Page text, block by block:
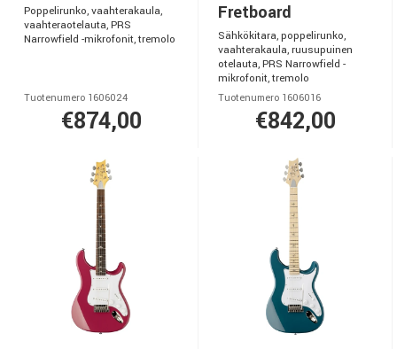
Poppelirunko, vaahterakaula,
vaahteraotelauta, PRS
Narrowfield -mikrofonit, tremolo
Tuotenumero 1606024
€874,00
Fretboard
Sähkökitara, poppelirunko,
vaahterakaula, ruusupuinen
otelauta, PRS Narrowfield -
mikrofonit, tremolo
Tuotenumero 1606016
€842,00